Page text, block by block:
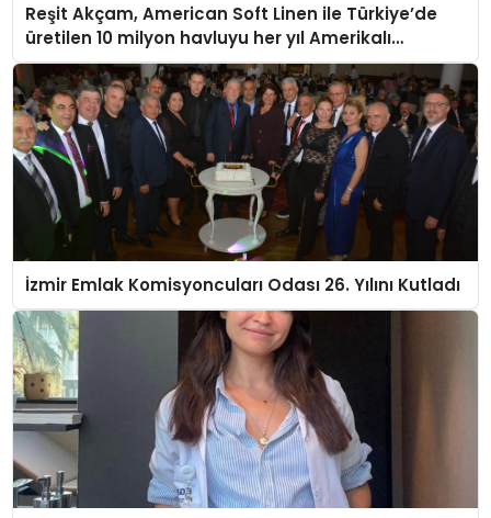
Reşit Akçam, American Soft Linen ile Türkiye’de
üretilen 10 milyon havluyu her yıl Amerikalı
tüketicilerle buluşturuyor
İzmir Emlak Komisyoncuları Odası 26. Yılını Kutladı